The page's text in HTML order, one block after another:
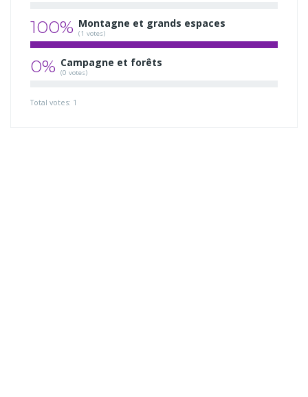
100% Montagne et grands espaces
(1 votes)
0% Campagne et forêts
(0 votes)
Total votes: 1